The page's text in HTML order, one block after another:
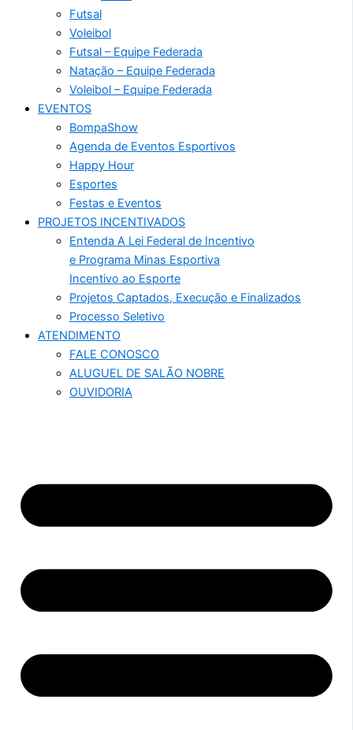
Futsal
Voleibol
Futsal – Equipe Federada
Natação – Equipe Federada
Voleibol – Equipe Federada
EVENTOS
BompaShow
Agenda de Eventos Esportivos
Happy Hour
Esportes
Festas e Eventos
PROJETOS INCENTIVADOS
Entenda A Lei Federal de Incentivo
e Programa Minas Esportiva
Incentivo ao Esporte
Projetos Captados, Execução e Finalizados
Processo Seletivo
ATENDIMENTO
FALE CONOSCO
ALUGUEL DE SALÃO NOBRE
OUVIDORIA